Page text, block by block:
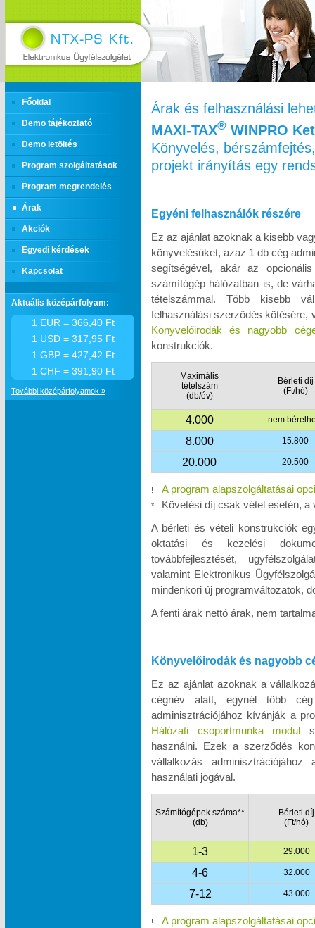
Főoldal
Demo tájékoztató
Demo letöltés
Program szolgáltatások
Program megrendelés
Árak
Akciók
Egyedi kérdések
Kapcsolat
Árak és felhasználási
MAXI‑TAX® WINPRO
Könyvelés,
projekt irányítás egy
Egyéni felhasználók részére
Ez az ajánlat azoknak a kisebb
könyvelésüket, azaz 1 db cég
segítségével, akár az
számítógép hálózatban is, de
tételszámmal. Több kisebb
felhasználási szerződés kötésére,
Könyvelőirodák és nagyobb
konstrukciók.
Maximális
tételszám
(db/év)
Bérleti díj
(Ft/hó)
4.000 nem
8.000 15.800
20.000 20.500
! A program alapszolgáltatásai
*
Követési díj csak vétel esetén, a
A bérleti és vételi konstrukciók
oktatási és kezelési
továbbfejlesztését,
valamint Elektronikus
mindenkori új programváltozatok,
A fenti árak nettó árak, nem
Könyvelőirodák és nagyobb
Ez az ajánlat azoknak a
cégnév alatt, egynél több
adminisztrációjához kívánják a
Hálózati csoportmunka modul
használni. Ezek a szerződés
vállalkozás
használati jogával.
Számítógépek száma**
(db)
Bérleti díj
(Ft/hó)
1-3 29.000
4-6 32.000
7-12 43.000
! A program alapszolgáltatásai
Aktuális középárfolyam:
1 EUR = 366,40 Ft
1 USD = 317,95 Ft
1 GBP = 427,42 Ft
1 CHF = 391,90 Ft
További középárfolyamok »